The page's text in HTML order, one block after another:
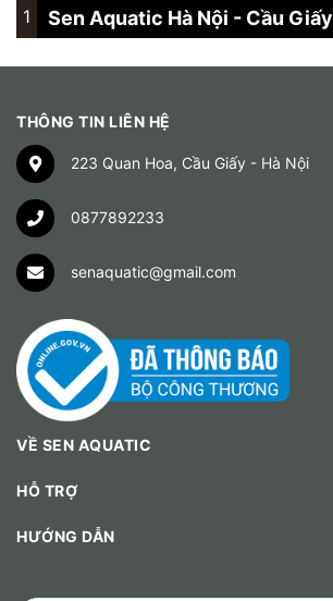
1 Sen Aquatic Hà Nội - Cầu Giấy
THÔNG TIN LIÊN HỆ
223 Quan Hoa, Cầu Giấy - Hà Nội
0877892233
senaquatic@gmail.com
VỀ SEN AQUATIC
HỖ TRỢ
HƯỚNG DẪN